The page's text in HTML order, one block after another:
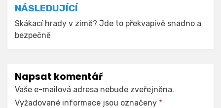
NÁSLEDUJÍCÍ
Skákací hrady v zimě? Jde to překvapivě snadno a
bezpečně
Napsat komentář
Vaše e-mailová adresa nebude zveřejněna.
Vyžadované informace jsou označeny *